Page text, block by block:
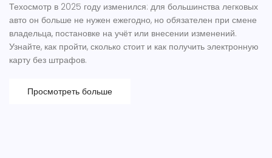
Техосмотр в 2025 году изменился: для большинства легковых
авто он больше не нужен ежегодно, но обязателен при смене
владельца, постановке на учёт или внесении изменений.
Узнайте, как пройти, сколько стоит и как получить электронную
карту без штрафов.
Просмотреть больше